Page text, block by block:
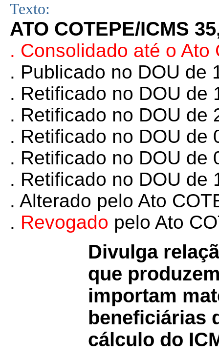
Texto:
ATO COTEPE/ICMS
. Consolidado até o Ato
. Publicado no DOU de
. Retificado no DOU de
. Retificado no DOU de
. Retificado no DOU de
. Retificado no DOU de
. Retificado no DOU de
. Alterado pelo Ato
. Revogado pelo Ato
Divulga
que
importam
beneficiárias
cálculo do